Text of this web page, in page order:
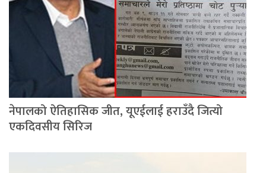
नेपालको ऐतिहासिक जीत, यूएईलाई हराउँदै जित्यो
एकदिवसीय सिरिज